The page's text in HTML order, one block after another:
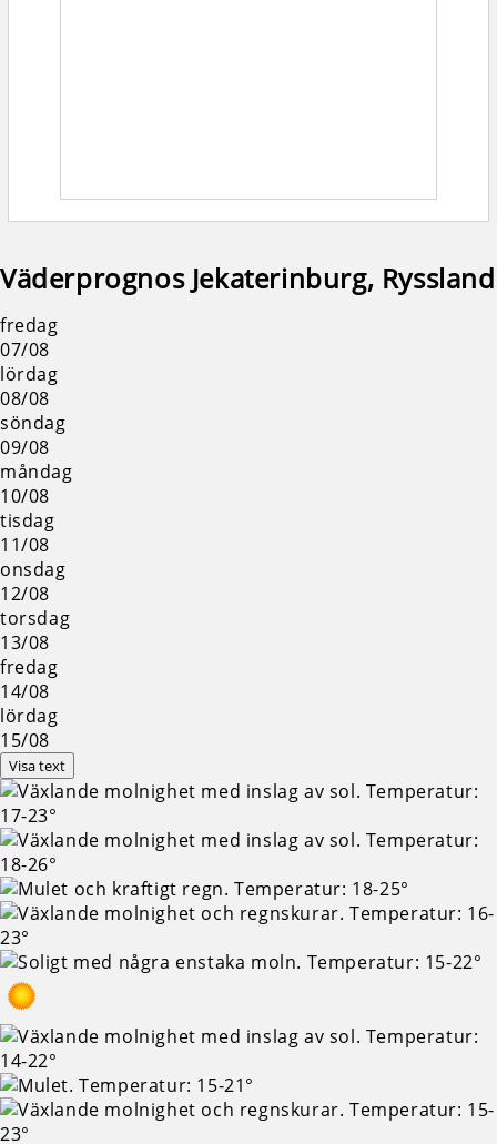
Väderprognos Jekaterinburg, Ryssland
fredag
07/08
lördag
08/08
söndag
09/08
måndag
10/08
tisdag
11/08
onsdag
12/08
torsdag
13/08
fredag
14/08
lördag
15/08
Visa text